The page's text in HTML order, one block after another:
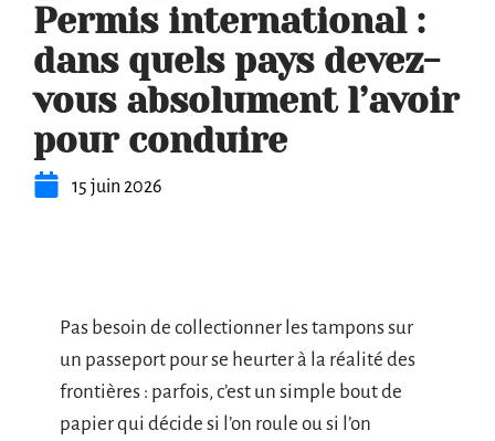
Permis international :
dans quels pays devez-
vous absolument l’avoir
pour conduire
15 juin 2026
Pas besoin de collectionner les tampons sur
un passeport pour se heurter à la réalité des
frontières : parfois, c’est un simple bout de
papier qui décide si l’on roule ou si l’on